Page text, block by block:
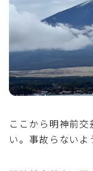
ここから明神前
い。事故らないよ